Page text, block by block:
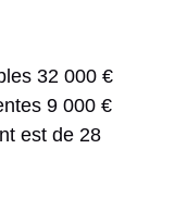
32 000 €
9 000 €
est de 28